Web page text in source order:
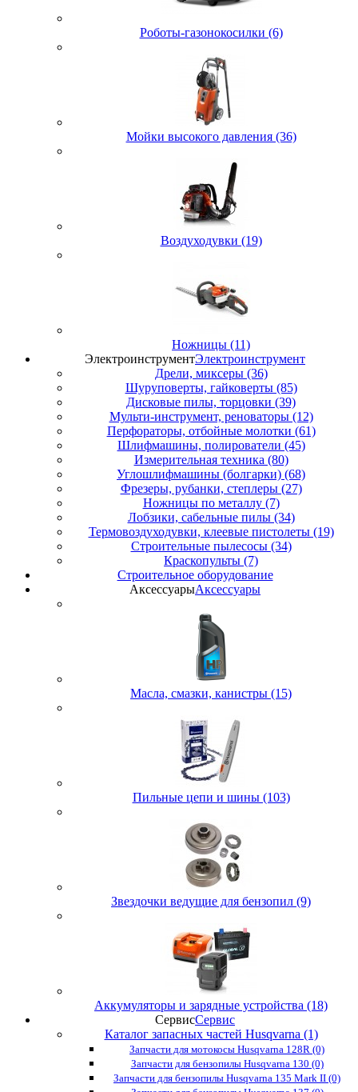
Роботы-газонокосилки (6)
Мойки высокого давления (36)
Воздуходувки (19)
Ножницы (11)
ЭлектроинструментЭлектроинструмент
Дрели, миксеры (36)
Шуруповерты, гайковерты (85)
Дисковые пилы, торцовки (39)
Мульти-инструмент, реноваторы (12)
Перфораторы, отбойные молотки (61)
Шлифмашины, полирователи (45)
Измерительная техника (80)
Углошлифмашины (болгарки) (68)
Фрезеры, рубанки, степлеры (27)
Ножницы по металлу (7)
Лобзики, сабельные пилы (34)
Термовоздуходувки, клеевые пистолеты (19)
Строительные пылесосы (34)
Краскопульты (7)
Строительное оборудование
АксессуарыАксессуары
Масла, смазки, канистры (15)
Пильные цепи и шины (103)
Звездочки ведущие для бензопил (9)
Аккумуляторы и зарядные устройства (18)
СервисСервис
Каталог запасных частей Husqvarna (1)
Запчасти для мотокосы Husqvarna 128R (0)
Запчасти для бензопилы Husqvarna 130 (0)
Запчасти для бензопилы Husqvarna 135 Mark II (0)